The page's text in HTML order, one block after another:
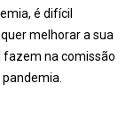
é difícil
melhorar a sua
fazem na comissão